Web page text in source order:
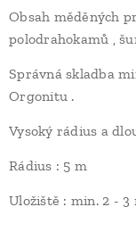
Obsah měděných
polodrahokamů ,
Správná skladba
Orgonitu .
Vysoký rádius a
Rádius : 5 m
Uložiště : min. 2 - 3